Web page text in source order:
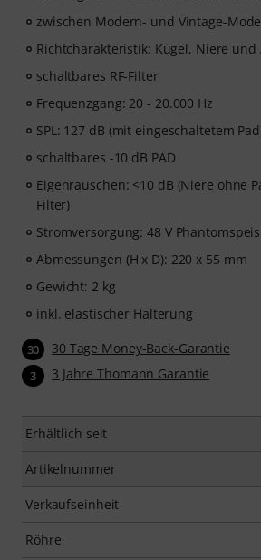
zwischen Modern- und Vintage-
Richtcharakteristik: Kugel, Niere und
schaltbares RF-Filter
Frequenzgang: 20 - 20.000 Hz
SPL: 127 dB (mit eingeschaltetem
schaltbares -10 dB PAD
Eigenrauschen: <10 dB (Niere ohne
Filter)
Stromversorgung: 48 V
Abmessungen (H x D): 220 x 55 mm
Gewicht: 2 kg
inkl. elastischer Halterung
30 30 Tage Money-Back-Garantie
3 3 Jahre Thomann Garantie
Erhältlich seit
Artikelnummer
Verkaufseinheit
Röhre